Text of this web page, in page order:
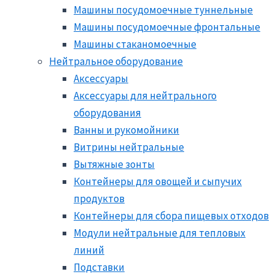
Машины посудомоечные туннельные
Машины посудомоечные фронтальные
Машины стаканомоечные
Нейтральное оборудование
Аксессуары
Аксессуары для нейтрального
оборудования
Ванны и рукомойники
Витрины нейтральные
Вытяжные зонты
Контейнеры для овощей и сыпучих
продуктов
Контейнеры для сбора пищевых отходов
Модули нейтральные для тепловых
линий
Подставки